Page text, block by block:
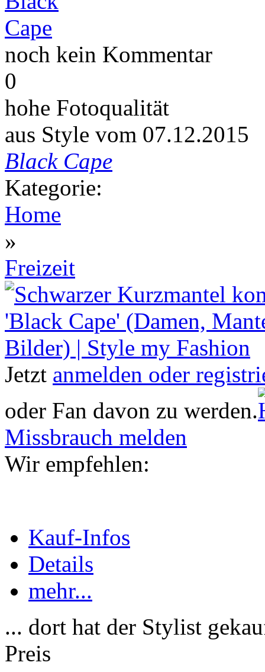
noch kein Kommentar
0
hohe Fotoqualität
aus Style vom 07.12.2015
Black Cape
Kategorie:
Home
»
Freizeit
Jetzt anmelden oder
oder Fan davon zu werden.
Missbrauch melden
Wir empfehlen:
Kauf-Infos
Details
mehr...
... dort hat der Stylist
Preis